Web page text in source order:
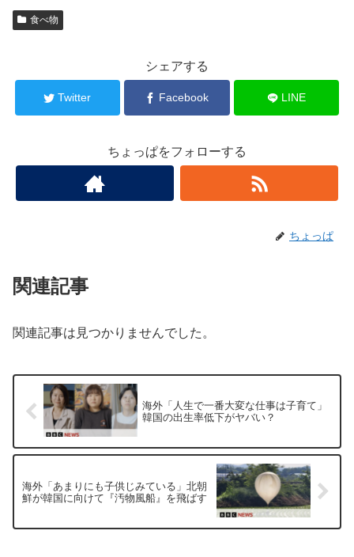
食べ物
シェアする
Twitter Facebook LINE
ちょっぱをフォローする
ちょっぱ
関連記事
関連記事は見つかりませんでした。
海外「人生で一番大変な仕事は子育て」
韓国の出生率低下がヤバい？
海外「あまりにも子供じみている」北朝
鮮が韓国に向けて『汚物風船』を飛ばす